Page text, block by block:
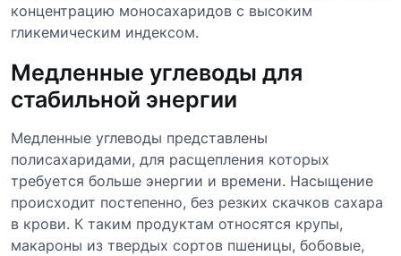
концентрацию моносахаридов с высоким
гликемическим индексом.
Медленные углеводы для
стабильной энергии
Медленные углеводы представлены
полисахаридами, для расщепления которых
требуется больше энергии и времени. Насыщение
происходит постепенно, без резких скачков сахара
в крови. К таким продуктам относятся крупы,
макароны из твердых сортов пшеницы, бобовые,